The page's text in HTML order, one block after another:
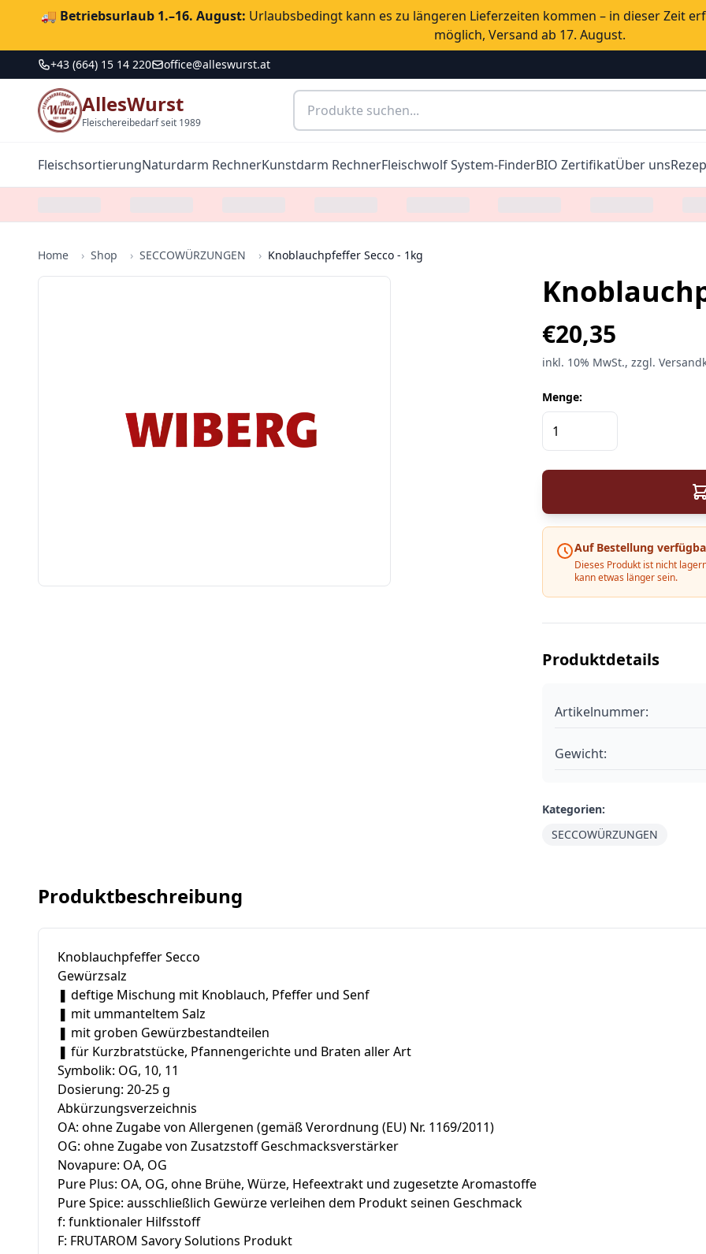
🚚 Betriebsurlaub 1.–16. August: Urlaubsbedingt kann es zu längeren Lieferzeiten kommen – in dieser Zeit
möglich, Versand ab 17. August.
+43 (664) 15 14 220 office@alleswurst.at
AllesWurst
Fleischereibedarf seit 1989
FleischsortierungNaturdarm RechnerKunstdarm RechnerFleischwolf System-FinderBIO ZertifikatÜber uns
Home › Shop › SECCOWÜRZUNGEN › Knoblauchpfeffer Secco - 1kg
€20,35
inkl. 10% MwSt., zzgl.
Menge:
Auf Bestellung
Dieses Produkt ist nicht
kann etwas länger sein.
Produktdetails
Artikelnummer:
Gewicht:
Kategorien:
SECCOWÜRZUNGEN
Produktbeschreibung
Knoblauchpfeffer Secco
Gewürzsalz
❚ deftige Mischung mit Knoblauch, Pfeffer und Senf
❚ mit ummanteltem Salz
❚ mit groben Gewürzbestandteilen
❚ für Kurzbratstücke, Pfannengerichte und Braten aller Art
Symbolik: OG, 10, 11
Dosierung: 20-25 g
Abkürzungsverzeichnis
OA: ohne Zugabe von Allergenen (gemäß Verordnung (EU) Nr. 1169/2011)
OG: ohne Zugabe von Zusatzstoff Geschmacksverstärker
Novapure: OA, OG
Pure Plus: OA, OG, ohne Brühe, Würze, Hefeextrakt und zugesetzte Aromastoffe
Pure Spice: ausschließlich Gewürze verleihen dem Produkt seinen Geschmack
f: funktionaler Hilfsstoff
F: FRUTAROM Savory Solutions Produkt